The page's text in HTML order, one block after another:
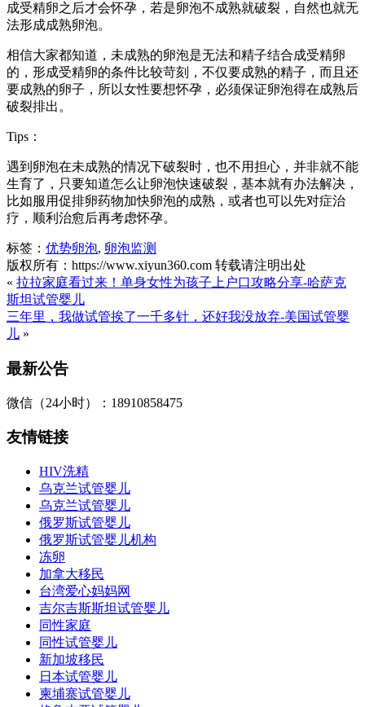
成受精卵之后才会怀孕，若是卵泡不成熟就破裂，自然也就无
法形成成熟卵泡。
相信大家都知道，未成熟的卵泡是无法和精子结合成受精卵
的，形成受精卵的条件比较苛刻，不仅要成熟的精子，而且还
要成熟的卵子，所以女性要想怀孕，必须保证卵泡得在成熟后
破裂排出。
Tips：
遇到卵泡在未成熟的情况下破裂时，也不用担心，并非就不能
生育了，只要知道怎么让卵泡快速破裂，基本就有办法解决，
比如服用促排卵药物加快卵泡的成熟，或者也可以先对症治
疗，顺利治愈后再考虑怀孕。
标签： 优势卵泡, 卵泡监测
版权所有：https://www.xiyun360.com 转载请注明出处
« 拉拉家庭看过来！单身女性为孩子上户口攻略分享-哈萨克
斯坦试管婴儿
三年里，我做试管挨了一千多针，还好我没放弃-美国试管婴
儿 »
最新公告
微信（24小时）：18910858475
友情链接
HIV洗精
乌克兰试管婴儿
乌克兰试管婴儿
俄罗斯试管婴儿
俄罗斯试管婴儿机构
冻卵
加拿大移民
台湾爱心妈妈网
吉尔吉斯斯坦试管婴儿
同性家庭
同性试管婴儿
新加坡移民
日本试管婴儿
柬埔寨试管婴儿